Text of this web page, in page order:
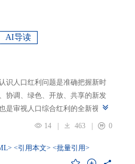
析新发展格局下毗邻省际协作治
理是毗邻省（自治区、直辖市）
格局下毗邻省际协作治理的路径
作发展需要，以及市场主体和民
，明确毗邻省际协作治理是省域
筹衔接国家战略政策与省域治理
下好毗邻协作先行示范区创建、
牛鼻子”工程，着重优化开放协作
AI导读
识人口红利问题是准确把握新时
协调、绿色、开放、共享的新发
是审视人口综合红利的全新视
理论是在发展基础、核心理念和
分布等人口条件为基础，以新发
从而培育、巩固和收获人口优
14 | 463 | 0
<引用本文> <批量引用>